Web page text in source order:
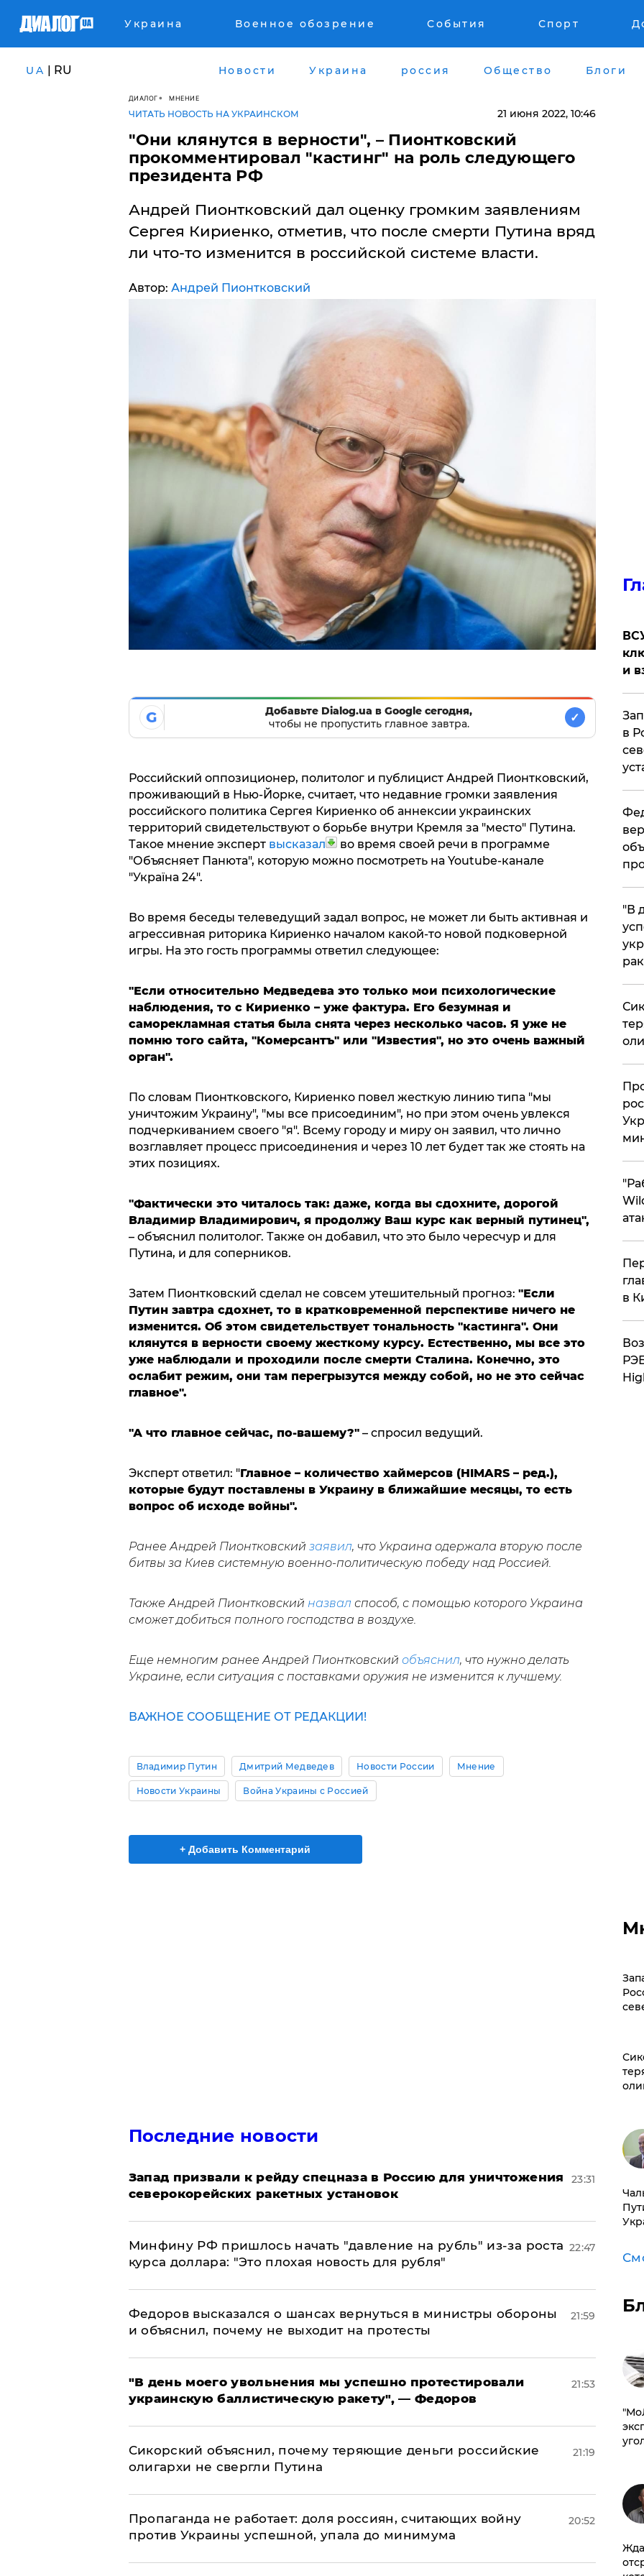
Украина Военное обозрение События Спорт
UA | RU Новости Украина россия Общество Блоги
ДИАЛОГ МНЕНИЕ
ЧИТАТЬ НОВОСТЬ НА УКРАИНСКОМ 21 июня 2022, 10:46
"Они клянутся в верности", – Пионтковский
прокомментировал "кастинг" на роль следующего
президента РФ
Андрей Пионтковский дал оценку громким заявлениям
Сергея Кириенко, отметив, что после смерти Путина вряд
ли что-то изменится в российской системе власти.
Автор: Андрей Пионтковский
G
Добавьте Dialog.ua в Google сегодня,
чтобы не пропустить главное завтра.
✓
Российский оппозиционер, политолог и публицист Андрей Пионтковский,
проживающий в Нью-Йорке, считает, что недавние громки заявления
российского политика Сергея Кириенко об аннексии украинских
территорий свидетельствуют о борьбе внутри Кремля за "место" Путина.
Такое мнение эксперт высказал
во время своей речи в программе
"Объясняет Панюта", которую можно посмотреть на Youtube-канале
"Україна 24".
Во время беседы телеведущий задал вопрос, не может ли быть активная и
агрессивная риторика Кириенко началом какой-то новой подковерной
игры. На это гость программы ответил следующее:
"Если относительно Медведева это только мои психологические
наблюдения, то с Кириенко – уже фактура. Его безумная и
саморекламная статья была снята через несколько часов. Я уже не
помню того сайта, "Комерсантъ" или "Известия", но это очень важный
орган".
По словам Пионтковского, Кириенко повел жесткую линию типа "мы
уничтожим Украину", "мы все присоединим", но при этом очень увлекся
подчеркиванием своего "я". Всему городу и миру он заявил, что лично
возглавляет процесс присоединения и через 10 лет будет так же стоять на
этих позициях.
"Фактически это читалось так: даже, когда вы сдохните, дорогой
Владимир Владимирович, я продолжу Ваш курс как верный путинец",
– объяснил политолог. Также он добавил, что это было чересчур и для
Путина, и для соперников.
Затем Пионтковский сделал не совсем утешительный прогноз: "Если
Путин завтра сдохнет, то в кратковременной перспективе ничего не
изменится. Об этом свидетельствует тональность "кастинга". Они
клянутся в верности своему жесткому курсу. Естественно, мы все это
уже наблюдали и проходили после смерти Сталина. Конечно, это
ослабит режим, они там перегрызутся между собой, но не это сейчас
главное".
"А что главное сейчас, по-вашему?"– спросил ведущий.
Эксперт ответил: "Главное – количество хаймерсов (HIMARS – ред.),
которые будут поставлены в Украину в ближайшие месяцы, то есть
вопрос об исходе войны".
Ранее Андрей Пионтковский заявил, что Украина одержала вторую после
битвы за Киев системную военно-политическую победу над Россией.
Также Андрей Пионтковский назвал способ, с помощью которого Украина
сможет добиться полного господства в воздухе.
Еще немногим ранее Андрей Пионтковский объяснил, что нужно делать
Украине, если ситуация с поставками оружия не изменится к лучшему.
ВАЖНОЕ СООБЩЕНИЕ ОТ РЕДАКЦИИ!
Владимир Путин Дмитрий Медведев Новости России Мнение
Новости Украины Война Украины с Россией
+ Добавить Комментарий
Последние новости
Запад призвали к рейду спецназа в Россию для уничтожения
северокорейских ракетных установок
23:31
Минфину РФ пришлось начать "давление на рубль" из-за роста
курса доллара: "Это плохая новость для рубля"
22:47
Федоров высказался о шансах вернуться в министры обороны
и объяснил, почему не выходит на протесты
21:59
​"В день моего увольнения мы успешно протестировали
украинскую баллистическую ракету", — Федоров
21:53
Сикорский объяснил, почему теряющие деньги российские
олигархи не свергли Путина
21:19
​Пропаганда не работает: доля россиян, считающих войну
против Украины успешной, упала до минимума
20:52
и
в
​"В
в